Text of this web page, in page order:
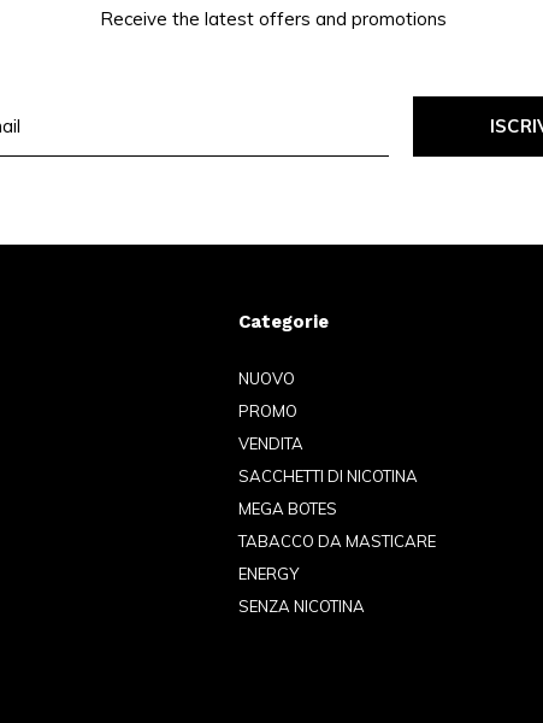
Receive the latest offers and promotions
Categorie
NUOVO
PROMO
VENDITA
SACCHETTI DI NICOTINA
MEGA BOTES
TABACCO DA MASTICARE
ENERGY
SENZA NICOTINA